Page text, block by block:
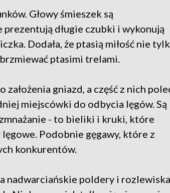
Głowy śmieszek są
długie czubki i wykonują
Dodała, że ptasią miłość nie
ptasimi trelami.
gniazd, a część z nich
miejscówki do odbycia lęgów. Są
- to bieliki i kruki, które
lęgowe. Podobnie gęgawy, które z
konkurentów.
nadwarciańskie poldery i